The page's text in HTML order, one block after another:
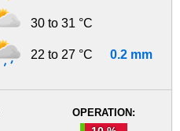
30 to 31 °C
22 to 27 °C 0.2 mm
OPERATION: